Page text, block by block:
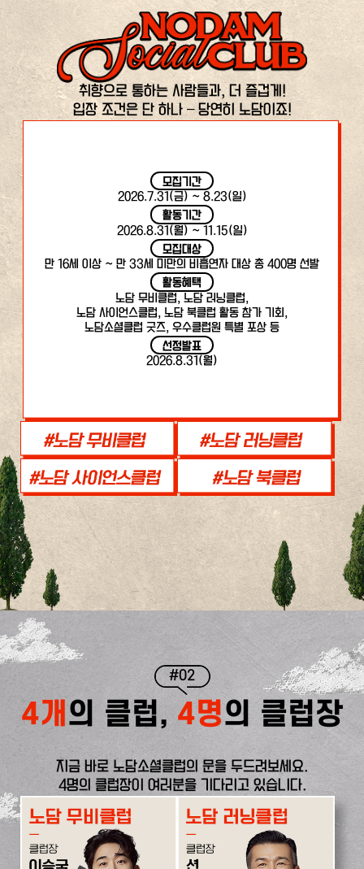
취향으로 통하는 사람들과, 더 즐겁게!
입장 조건은 단 하나 – 당연히 노담이죠!
모집기간
2026.7.31(금) ~ 8.23(일)
활동기간
2026.8.31(월) ~ 11.15(일)
모집대상
만 16세 이상 ~ 만 33세 미만의 비흡연자 대상 총 400명 선발
활동혜택
노담 무비클럽, 노담 러닝클럽,
노담 사이언스클럽, 노담 북클럽 활동 참가 기회,
노담소셜클럽 굿즈, 우수클럽원 특별 포상 등
선정발표
2026.8.31(월)
#02
4개 의 클럽, 4명의 클럽장
지금 바로 노담소셜클럽의 문을 두드려보세요.
4명의 클럽장이 여러분을 기다리고 있습니다.